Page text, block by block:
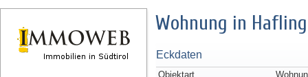
Wohnung in Hafling
Eckdaten
Objektart